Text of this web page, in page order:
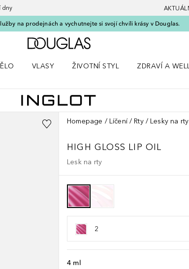
dny
na prodejnách a vychutnejte si svojí chvíli krásy v Douglas.
Domů
VLASY
ŽIVOTNÍ STYL
ZDRAVÍ A
Homepage Líčení Rty Lesky na rty
HIGH GLOSS LIP OIL
Lesk na rty
2
4 ml